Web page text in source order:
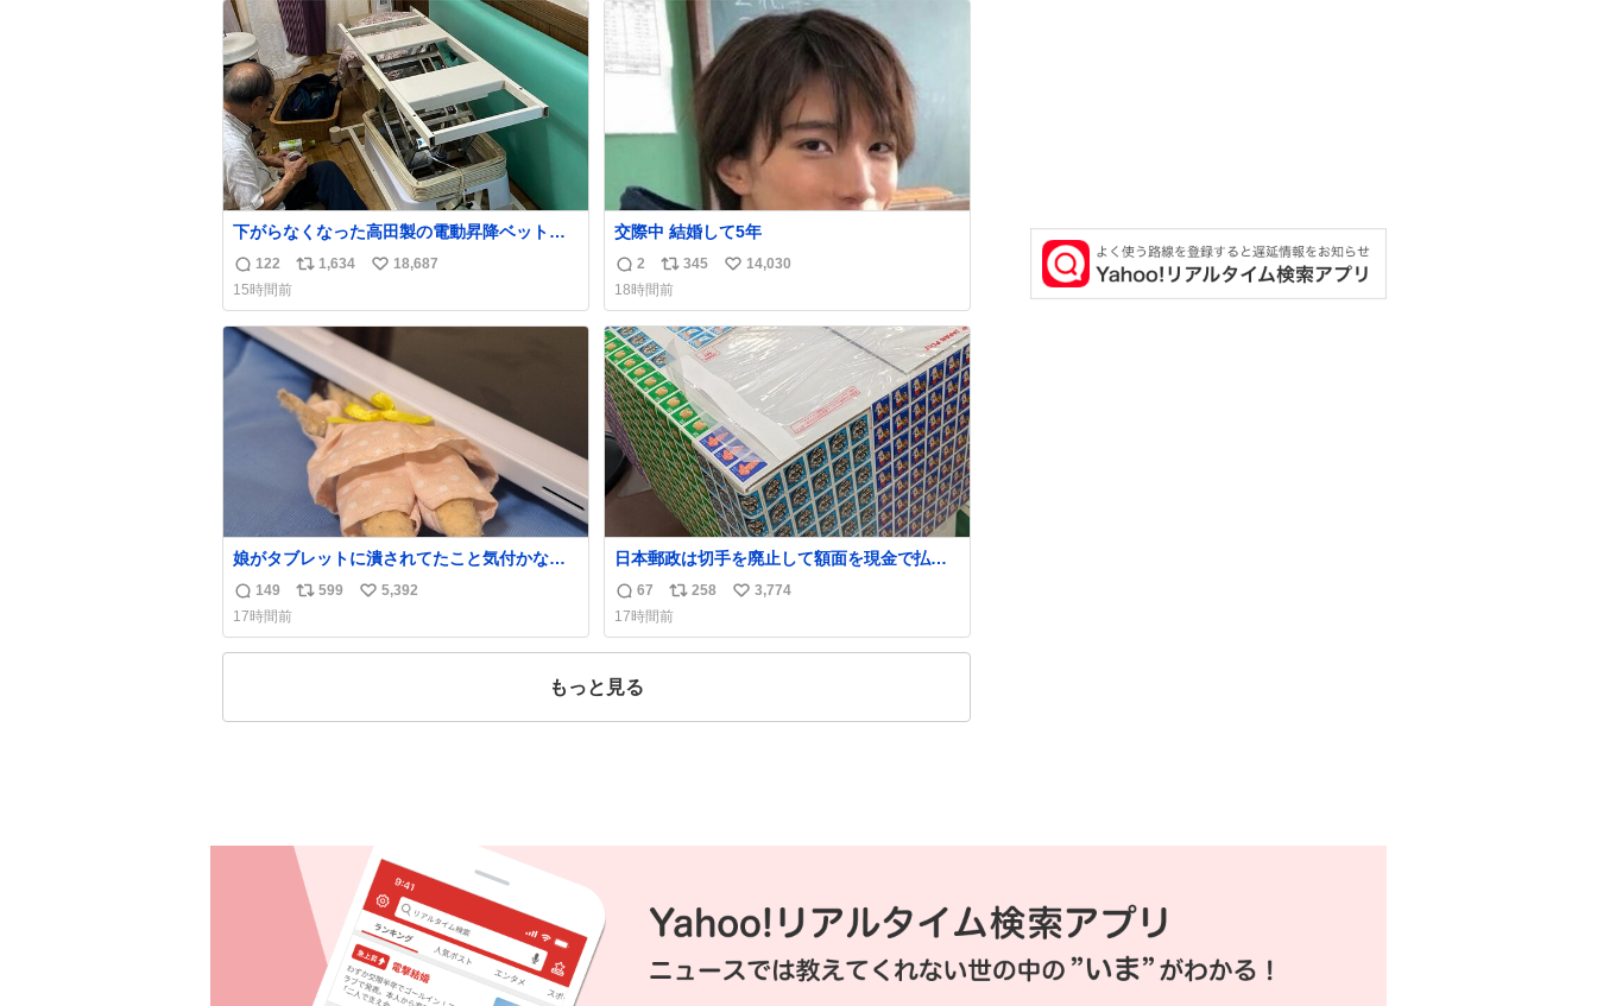
2026.7.3📷多摩動物公園にて 残念ながら個体
の識別は出来ません
ト
数
数
分も何かできたらなぁと思いました。
ト
数
数
下がらなくなった高田製の電動昇降ベット。
メーカーからは、完全に見放されたんです
が、 見事に85歳の父が治しました。 うちの父
は、トヨタカローラのボディをオート生産す
る、工業ロボットの製作者なんですが、 父が
電動ベットの配線をハンダで修理している横
で、
返
信
数
122
リ
ス
ト
数
1,634
い
ね
数
18,687
15時間前
交際中 結婚して5年
返
信
数
2
リ
ポ
ス
ト
数
345
い
ね
数
14,030
18時間前
娘がタブレットに潰されてたこと気付かなか
った。 旦那だけは娘の波長を感じ取れるから
声出せずともSOSが伝わったらしい。 急いで
旦那が救出して、泣きじゃくる娘に自分も謝
って抱きしめようとしたら、ビンタされてし
痛い。 その後、娘は旦那に泣きついてた。
返
信
数
149
リ
ス
599
い
ね
5,392
17時間前
日本郵政は切手を廃止して額面を現金で払い
戻せ2026 #日本郵政 @JapanPostHD_PR
返
信
数
67
リ
ポ
ス
258
い
ね
3,774
17時間前
もっと見る